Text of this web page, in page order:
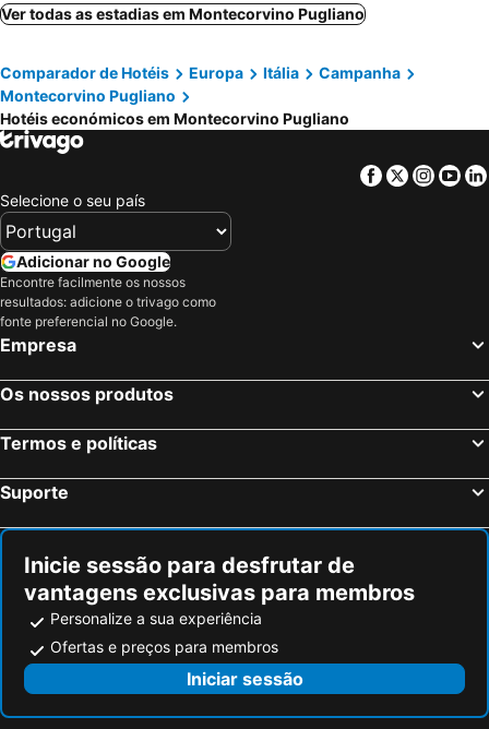
Hotel Plaza
B&B Bellavista Costa d'Amalfi
Be Inn
Hotel Palace
Hotel Bruman Salerno
Hotel Villa Rizzo Resort and Spa
Relais Paradiso
Hotel Raito
B&B SALERNO IN
Suite 39 B&B
Palazzo Dogana Room&suite
Palazzo Suriano Heritage Hotel
La Quercia Antica B&B
Residenza Eleonora
B&B La Tinta
Le Dodici Lune
Hotel Sica
BebNonnaMaria1928
Terrazza Marconi
Il Casale della Stella
B&B Santa Rosa
Villa Dei Fiori
Exclusive Loft Vanvitelli
Ver todas as estadias em Montecorvino Pugliano
Comparador de Hotéis Europa Itália
Campanha
Montecorvino Pugliano
Hotéis económicos em Montecorvino Pugliano
Facebook
Twitter
Selecione o seu país
Adicionar no Google
Encontre facilmente os nossos
resultados: adicione o trivago como
fonte preferencial no Google.
Empresa
Os nossos produtos
Termos e políticas
Suporte
Inicie sessão para desfrutar de
vantagens exclusivas para membros
Personalize a sua experiência
Ofertas e preços para membros
Iniciar sessão